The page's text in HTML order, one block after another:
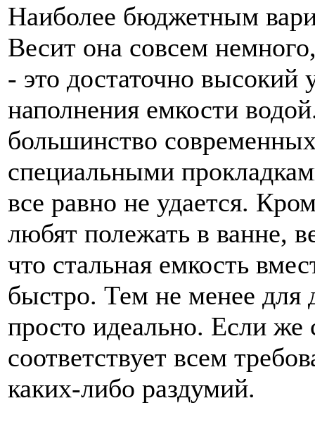
Наиболее бюджетным
Весит она совсем
- это достаточно высокий
наполнения емкости
большинство
специальными
все равно не удается.
любят полежать в ванне,
что стальная емкость
быстро. Тем не менее для
просто идеально. Если же
соответствует всем
каких-либо раздумий.